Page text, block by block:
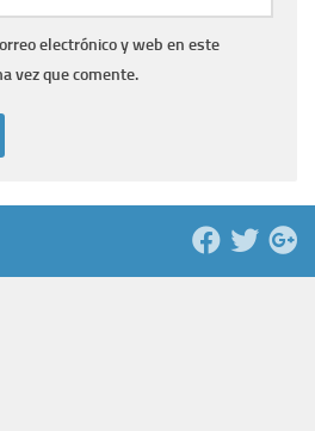
electrónico y web en este
vez que comente.